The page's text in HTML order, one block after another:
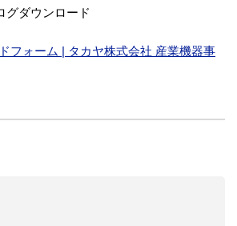
グダウンロード
フォーム | タカヤ株式会社 産業機器事